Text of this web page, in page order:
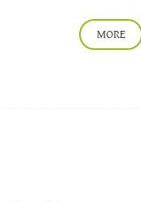
MORE